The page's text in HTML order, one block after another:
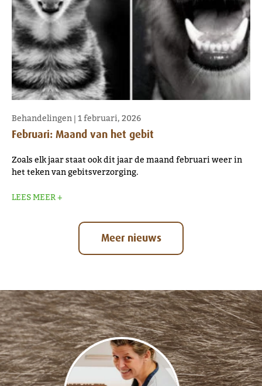
Behandelingen|1 februari, 2026
Februari: Maand van het gebit
Zoals elk jaar staat ook dit jaar de maand februari weer in
het teken van gebitsverzorging.
LEES MEER +
Meer nieuws